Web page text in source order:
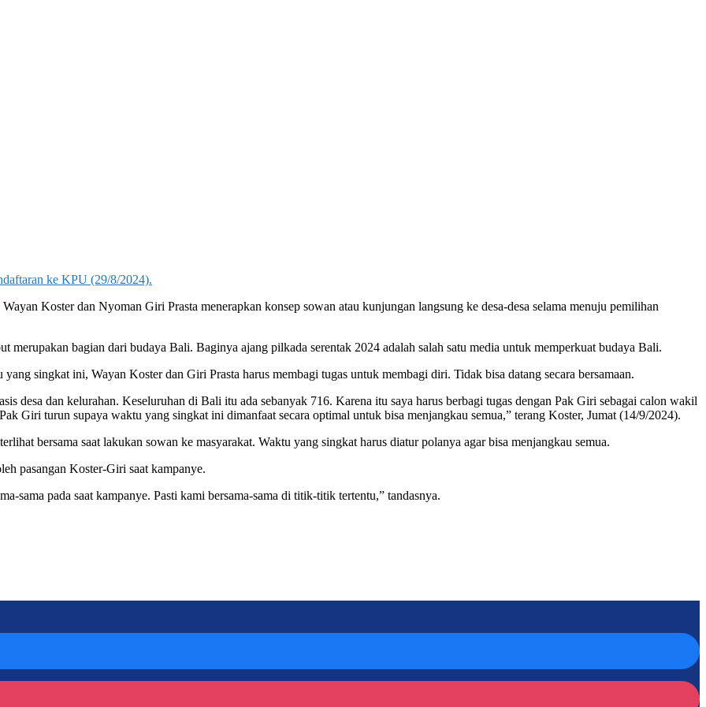
ke KPU (29/8/2024).
Koster dan Nyoman Giri Prasta menerapkan konsep sowan atau kunjungan langsung ke desa-desa selama menuju pemilihan
merupakan bagian dari budaya Bali. Baginya ajang pilkada serentak 2024 adalah salah satu media untuk memperkuat budaya Bali.
singkat ini, Wayan Koster dan Giri Prasta harus membagi tugas untuk membagi diri. Tidak bisa datang secara bersamaan.
desa dan kelurahan. Keseluruhan di Bali itu ada sebanyak 716. Karena itu saya harus berbagi tugas dengan Pak Giri sebagai calon wakil
Giri turun supaya waktu yang singkat ini dimanfaat secara optimal untuk bisa menjangkau semua,” terang Koster, Jumat (14/9/2024).
bersama saat lakukan sowan ke masyarakat. Waktu yang singkat harus diatur polanya agar bisa menjangkau semua.
pasangan Koster-Giri saat kampanye.
sama pada saat kampanye. Pasti kami bersama-sama di titik-titik tertentu,” tandasnya.